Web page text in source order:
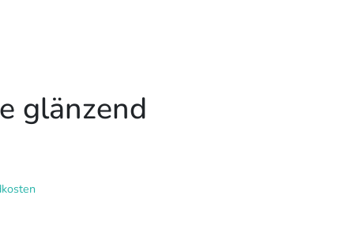
glänzend